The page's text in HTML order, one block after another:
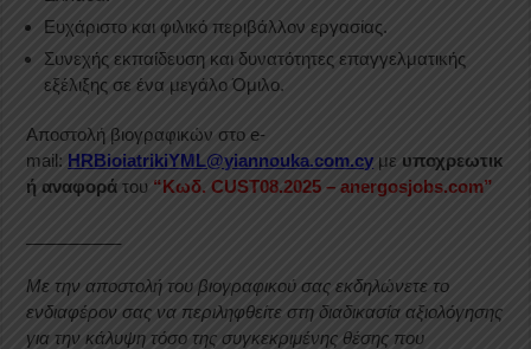
Ευχάριστο και φιλικό περιβάλλον εργασίας.
Συνεχής εκπαίδευση και δυνατότητες επαγγελματικής
εξέλιξης σε ένα μεγάλο Όμιλο.
Αποστολή βιογραφικών στο e-
mail: HRBioiatrikiYML@yiannouka.com.cy με υποχρεωτικ
ή αναφορά του “Κωδ.CUST08.2025 – anergosjobs.com”
Με την αποστολή του βιογραφικού σας εκδηλώνετε το
ενδιαφέρον σας να περιληφθείτε στη διαδικασία αξιολόγησης
για την κάλυψη τόσο της συγκεκριμένης θέσης που